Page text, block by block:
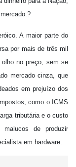
A maior parte do
por mais de três mil
olho no preço, sem se
mercado cinza, que
em prejuízo dos
como o ICMS
tributária e o custo
de produzir
em hardware.